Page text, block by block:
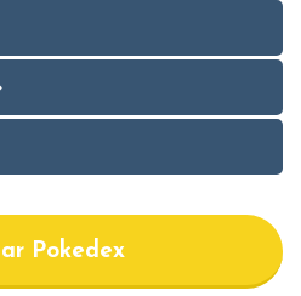
Pokedex